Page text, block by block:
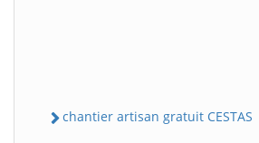
chantier artisan gratuit CESTAS